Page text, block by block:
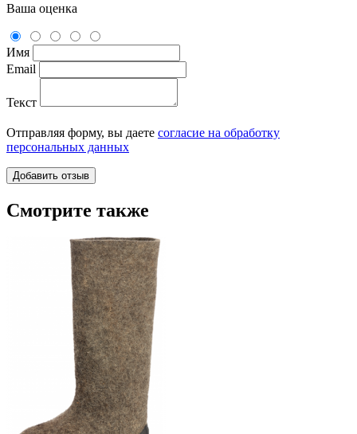
Ваша оценка
Имя
Email
Текст
Отправляя форму, вы даете согласие на обработку
персональных данных
Смотрите также